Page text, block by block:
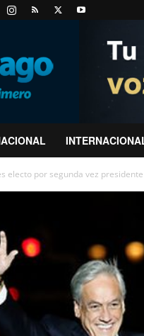
electo por segunda vez